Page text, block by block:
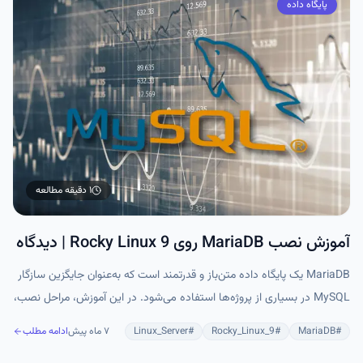
پایگاه داده
۱ دقیقه مطالعه
آموزش نصب MariaDB روی Rocky Linux 9 | دیدگاه
MariaDB یک پایگاه داده متن‌باز و قدرتمند است که به‌عنوان جایگزین سازگار
MySQL در بسیاری از پروژه‌ها استفاده می‌شود. در این آموزش، مراحل نصب،
#
MariaDB
#
Rocky_Linux_9
#
Linux_Server ۷ ماه پیش ادامه مطلب